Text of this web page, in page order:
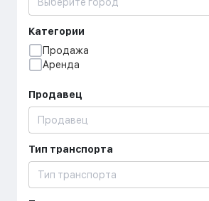
Категории
Продажа
Аренда
Продавец
Тип транспорта